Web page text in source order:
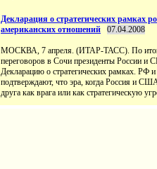
Декларация о стратегических рамках
американских отношений
07.04.2008
МОСКВА, 7 апреля. (ИТАР-ТАСС). По
переговоров в Сочи президенты России и
Декларацию о стратегических рамках.
подтверждают, что эра, когда Россия и
друга как врага или как стратегическую